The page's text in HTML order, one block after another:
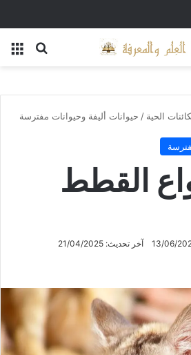
بحث
الحية / حيوانات أليفة وحيوانات مفترسة
القطط
13/06/ آخر تحديث: 21/04/2025